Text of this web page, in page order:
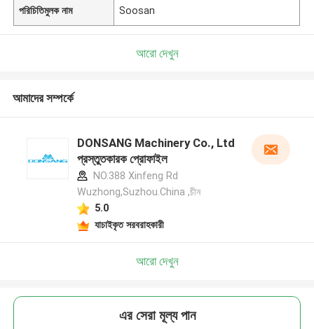
পরিচিতিমুলক নাম Soosan
আরো দেখুন
আমাদের সম্পর্কে
DONSANG Machinery Co., Ltd
প্রস্তুতকারক প্রোফাইল
NO.388 Xinfeng Rd
Wuzhong,Suzhou.China ,চীন
5.0
যাচাইকৃত সরবরাহকারী
আরো দেখুন
এর সেরা মূল্য পান